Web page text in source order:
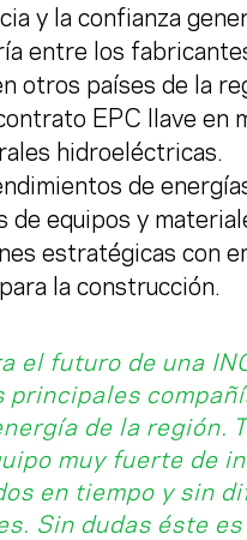
y la confianza
entre los
otros países de la
EPC llave en
hidroeléctricas.
de
de equipos y
estratégicas con
la construcción.
el futuro de una
principales
de la región.
muy fuerte de
en tiempo y sin
Sin dudas éste